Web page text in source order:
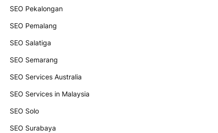
SEO Pekalongan
SEO Pemalang
SEO Salatiga
SEO Semarang
SEO Services Australia
SEO Services in Malaysia
SEO Solo
SEO Surabaya